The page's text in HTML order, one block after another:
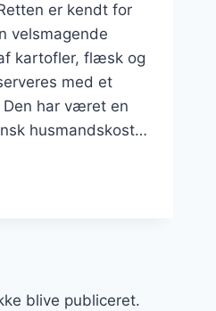
er kendt for
velsmagende
kartofler, flæsk og
med et
har været en
husmandskost…
blive publiceret.